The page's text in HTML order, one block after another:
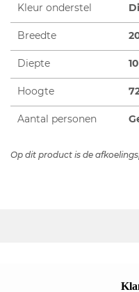
Kleur onderstel
Breedte
Diepte
Hoogte
Aantal personen
Op dit product is de